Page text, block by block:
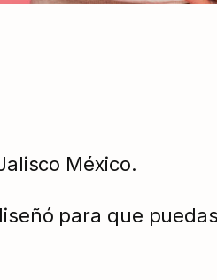
México.
para que